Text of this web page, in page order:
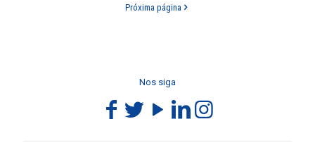
Próxima página
Nos siga